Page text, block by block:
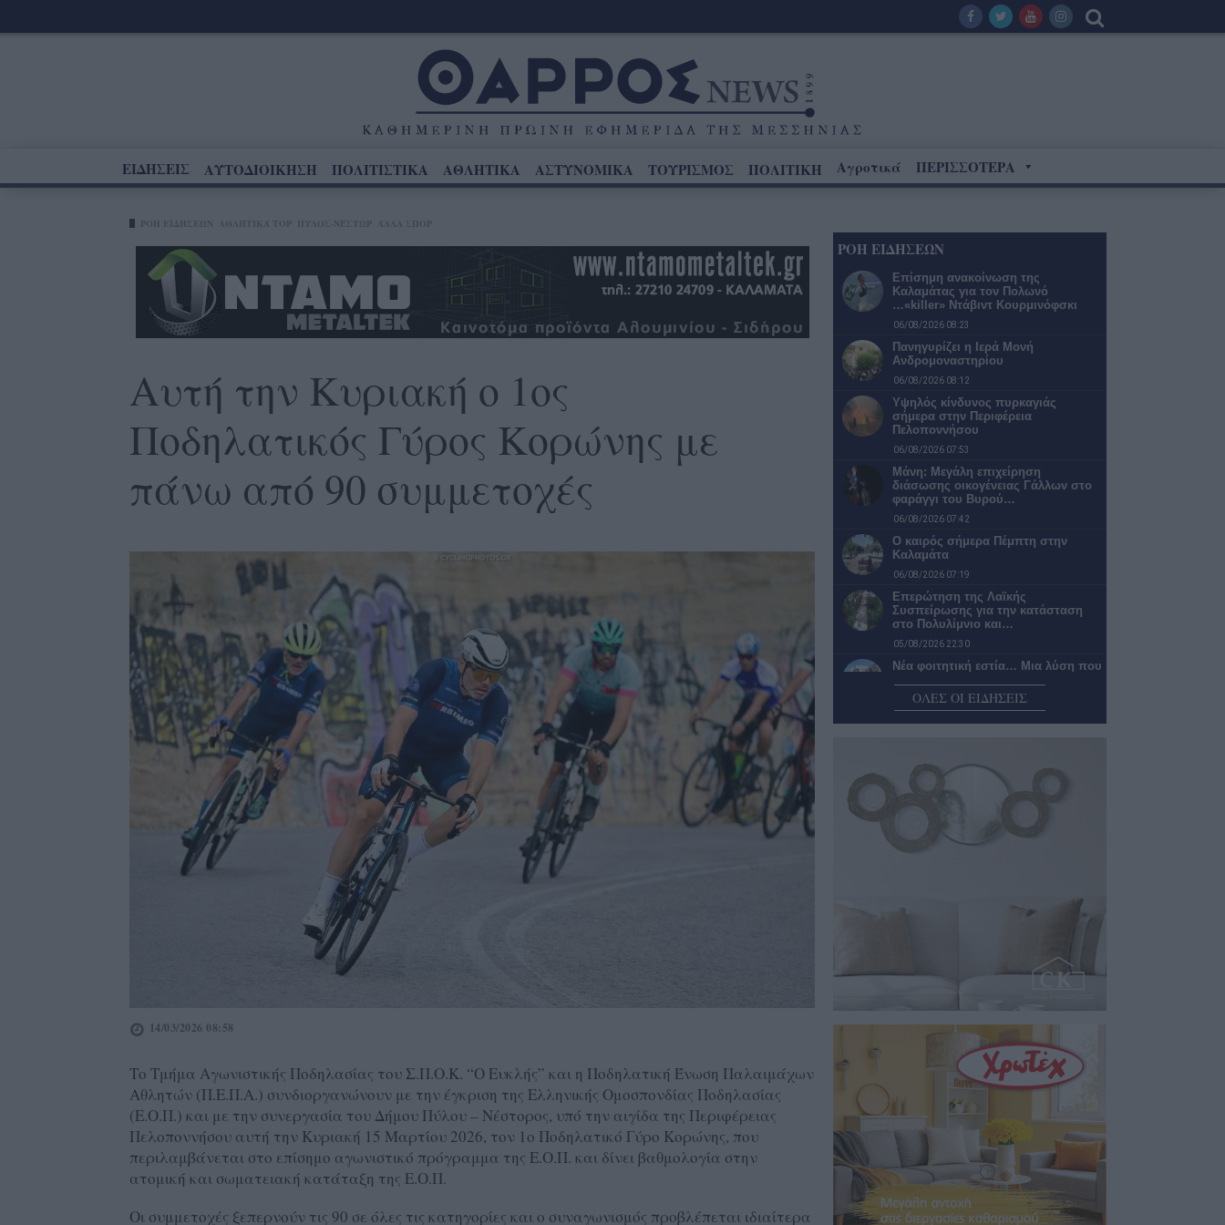
ΕΙΔΗΣΕΙΣ ΑΥΤΟΔΙΟΙΚΗΣΗ ΠΟΛΙΤΙΣΤΙΚΑ ΑΘΛΗΤΙΚΑ ΑΣΤΥΝΟΜΙΚΑ ΤΟΥΡΙΣΜΟΣ ΠΟΛΙΤΙΚΗ Αγροτικά ΠΕΡΙΣΣΟΤΕΡΑ
Αυτή την Κυριακή ο 1ος
Ποδηλατικός Γύρος Κορώνης με
πάνω από 90 συμμετοχές
14/03/2026 08:58
Το Τμήμα Αγωνιστικής Ποδηλασίας του Σ.Π.Ο.Κ. “O Ευκλής” και η Ποδηλατική Ένωση Παλαιμάχων
Αθλητών (Π.Ε.Π.Α.) συνδιοργανώνουν με την έγκριση της Ελληνικής Ομοσπονδίας Ποδηλασίας
(Ε.Ο.Π.) και με την συνεργασία του Δήμου Πύλου – Νέστορος, υπό την αιγίδα της Περιφέρειας
Πελοποννήσου αυτή την Κυριακή 15 Μαρτίου 2026, τον 1ο Ποδηλατικό Γύρο Κορώνης, που
περιλαμβάνεται στο επίσημο αγωνιστικό πρόγραμμα της Ε.Ο.Π. και δίνει βαθμολογία στην
ατομική και σωματειακή κατάταξη της Ε.Ο.Π.
Οι συμμετοχές ξεπερνούν τις 90 σε όλες τις κατηγορίες και ο συναγωνισμός προβλέπεται ιδιαίτερα
ΡΟΗ ΕΙΔΗΣΕΩΝ
Επίσημη ανακοίνωση της
Καλαμάτας για τον Πολωνό
…«killer» Ντάβιντ Κουρμινόφσκι
06/08/2026 08:23
Πανηγυρίζει η Ιερά Μονή
Ανδρομοναστηρίου
06/08/2026 08:12
Υψηλός κίνδυνος πυρκαγιάς
σήμερα στην Περιφέρεια
Πελοποννήσου
06/08/2026 07:53
Μάνη: Μεγάλη επιχείρηση
διάσωσης οικογένειας Γάλλων στο
φαράγγι του Βυρού…
06/08/2026 07:42
Ο καιρός σήμερα Πέμπτη στην
Καλαμάτα
06/08/2026 07:19
Επερώτηση της Λαϊκής
Συσπείρωσης για την κατάσταση
στο Πολυλίμνιο και…
05/08/2026 22:30
Νέα φοιτητική εστία… Μια λύση που
05/08/2026 22:02
«Σπιτάκια Ανακύκλωσης»:
05/08/2026 21:28
Σύγκρουση λεωφορείου του
Αστικού ΚΤΕΛ Καλαμάτας με ΙΧ
ΟΛΕΣ ΟΙ ΕΙΔΗΣΕΙΣ